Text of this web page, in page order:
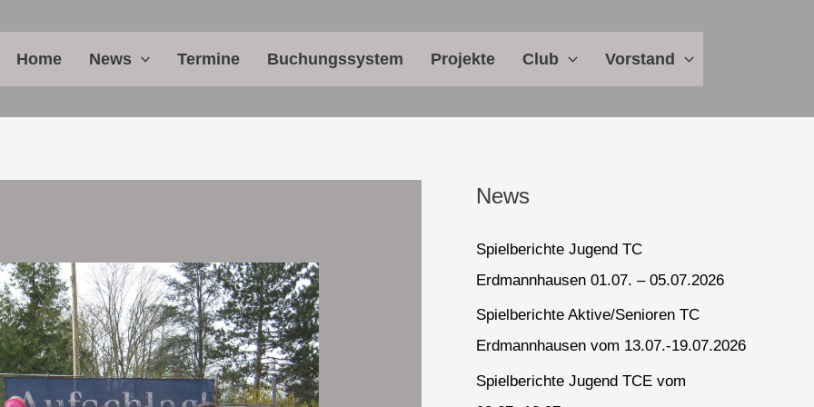
Home News Termine Buchungssystem Projekte Club Vorstand
News
Spielberichte Jugend TC
Erdmannhausen 01.07. – 05.07.2026
Spielberichte Aktive/Senioren TC
Erdmannhausen vom 13.07.-19.07.2026
Spielberichte Jugend TCE vom